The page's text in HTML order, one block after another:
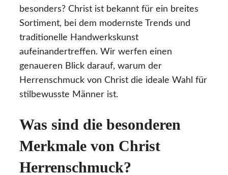
besonders? Christ ist bekannt für ein breites
Sortiment, bei dem modernste Trends und
traditionelle Handwerkskunst
aufeinandertreffen. Wir werfen einen
genaueren Blick darauf, warum der
Herrenschmuck von Christ die ideale Wahl für
stilbewusste Männer ist.
Was sind die besonderen
Merkmale von Christ
Herrenschmuck?